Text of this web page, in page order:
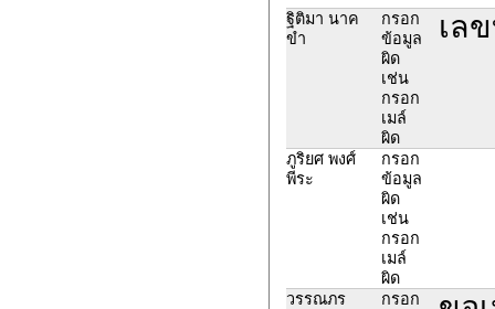
ฐิติมา นาค
ขำ
กรอก
ข้อมูล
ผิด
เช่น
กรอก
เมล์
ผิด
เล
ภูริยศ พงศ์
พีระ
กรอก
ข้อมูล
ผิด
เช่น
กรอก
เมล์
ผิด
วรรณภร
กรอก